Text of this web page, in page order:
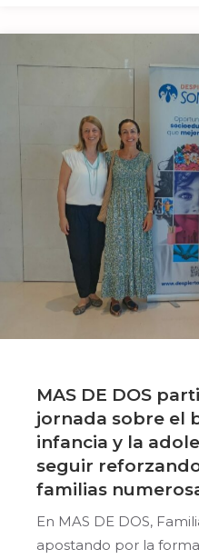
MAS DE DOS
jornada sobre el
infancia y la
seguir
familias
En MAS DE DOS,
apostando por la